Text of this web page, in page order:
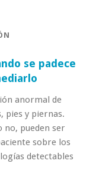
se padece
anormal de
pies y piernas.
no, pueden ser
sobre los
detectables